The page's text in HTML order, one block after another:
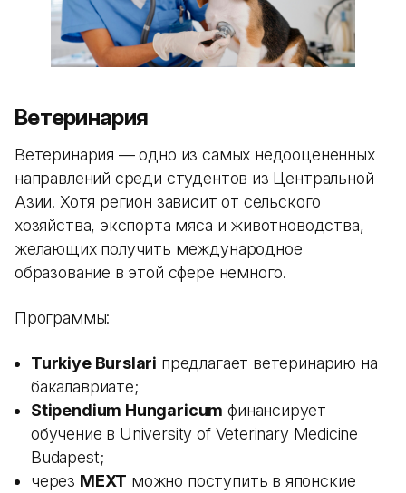
Ветеринария
Ветеринария — одно из самых недооцененных
направлений среди студентов из Центральной
Азии. Хотя регион зависит от сельского
хозяйства, экспорта мяса и животноводства,
желающих получить международное
образование в этой сфере немного.
Программы:
Turkiye Burslari предлагает ветеринарию на
бакалавриате;
Stipendium Hungaricum финансирует
обучение в University of Veterinary Medicine
Budapest;
через MEXT можно поступить в японские